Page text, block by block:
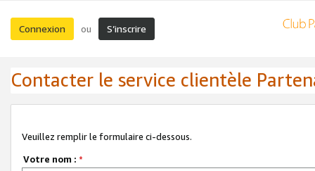
Connexion ou S’inscrire
Contacter le service clientèle
Veuillez remplir le formulaire ci-dessous.
Votre nom : *